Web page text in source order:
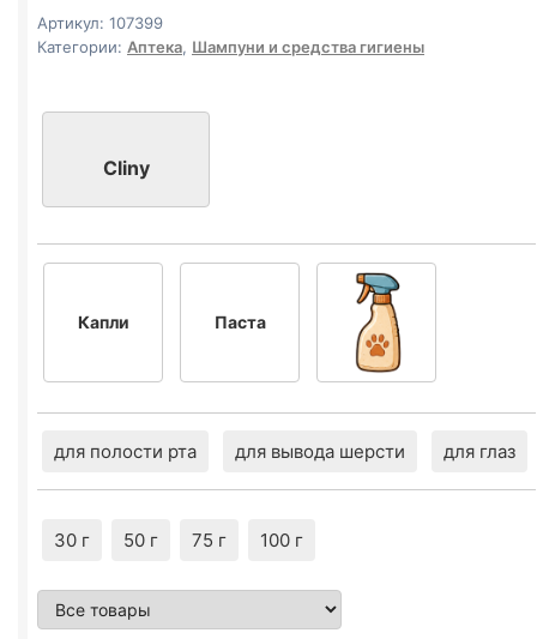
полости
рта,
Артикул: 107399
Категории: Аптека, Шампуни и средства гигиены
Cliny
Капли Паста
для полости рта для вывода шерсти для глаз
30 г 50 г 75 г 100 г